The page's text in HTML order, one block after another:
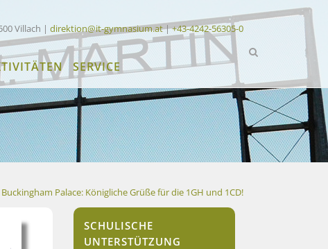
Villach | direktion@it-gymnasium.at|+43-4242-56305-0
SERVICE
Palace: Königliche Grüße für die 1GH und 1CD!
SCHULISCHE
UNTERSTÜTZUNG